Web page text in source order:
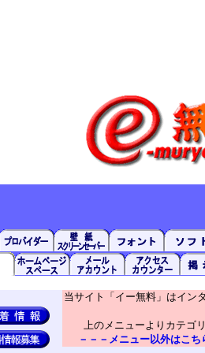
当サイト「イー無料」はイン
上のメニューよりカテゴ
－－－メニュー以外はこ